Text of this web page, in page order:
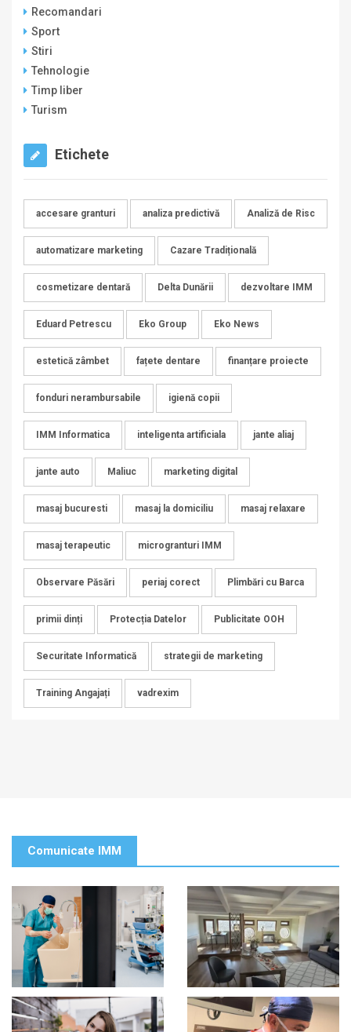
Recomandari
Sport
Stiri
Tehnologie
Timp liber
Turism
Etichete
accesare granturi analiza predictivă Analiză de Risc
automatizare marketing Cazare Tradițională
cosmetizare dentară Delta Dunării dezvoltare IMM
Eduard Petrescu Eko Group Eko News
estetică zâmbet fațete dentare finanțare proiecte
fonduri nerambursabile igienă copii
IMM Informatica inteligenta artificiala jante aliaj
jante auto Maliuc marketing digital
masaj bucuresti masaj la domiciliu masaj relaxare
masaj terapeutic microgranturi IMM
Observare Păsări periaj corect Plimbări cu Barca
primii dinți Protecția Datelor Publicitate OOH
Securitate Informatică strategii de marketing
Training Angajați vadrexim
Comunicate IMM